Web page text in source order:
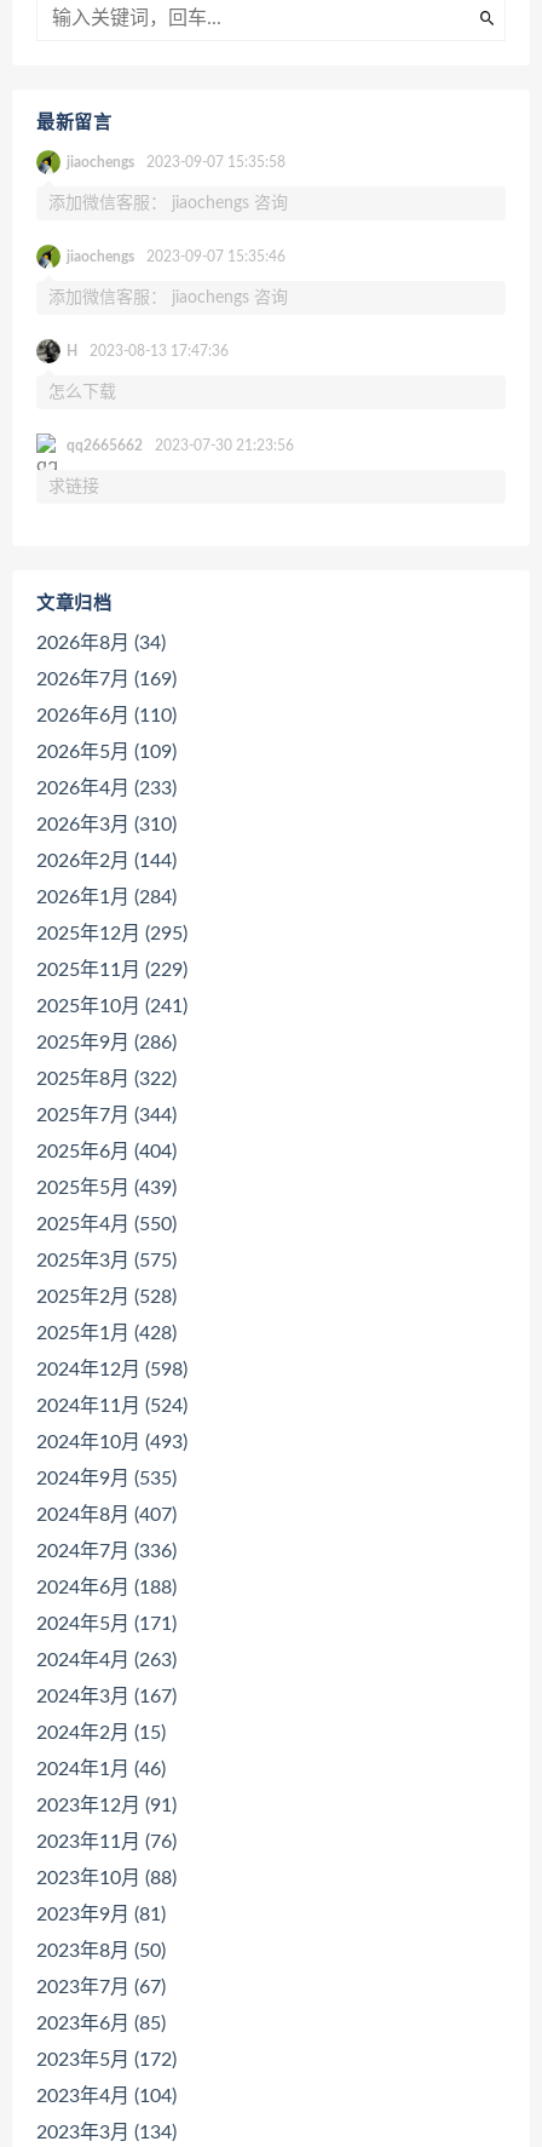
最新留言
jiaochengs 2023-09-07 15:35:58
添加微信客服： jiaochengs 咨询
jiaochengs 2023-09-07 15:35:46
添加微信客服： jiaochengs 咨询
H 2023-08-13 17:47:36
怎么下载
qq2665662 2023-07-30 21:23:56
求链接
文章归档
2026年8月 (34)
2026年7月 (169)
2026年6月 (110)
2026年5月 (109)
2026年4月 (233)
2026年3月 (310)
2026年2月 (144)
2026年1月 (284)
2025年12月 (295)
2025年11月 (229)
2025年10月 (241)
2025年9月 (286)
2025年8月 (322)
2025年7月 (344)
2025年6月 (404)
2025年5月 (439)
2025年4月 (550)
2025年3月 (575)
2025年2月 (528)
2025年1月 (428)
2024年12月 (598)
2024年11月 (524)
2024年10月 (493)
2024年9月 (535)
2024年8月 (407)
2024年7月 (336)
2024年6月 (188)
2024年5月 (171)
2024年4月 (263)
2024年3月 (167)
2024年2月 (15)
2024年1月 (46)
2023年12月 (91)
2023年11月 (76)
2023年10月 (88)
2023年9月 (81)
2023年8月 (50)
2023年7月 (67)
2023年6月 (85)
2023年5月 (172)
2023年4月 (104)
2023年3月 (134)